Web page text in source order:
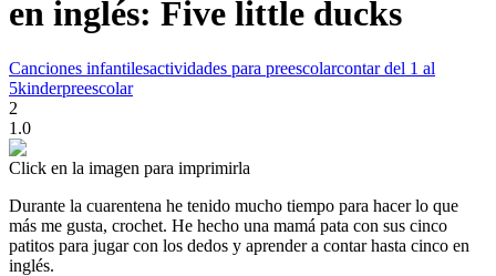
en inglés: Five little ducks
Canciones infantilesactividades para preescolarcontar del 1 al
5kinderpreescolar
2
1.0
Click en la imagen para imprimirla
Durante la cuarentena he tenido mucho tiempo para hacer lo que
más me gusta, crochet. He hecho una mamá pata con sus cinco
patitos para jugar con los dedos y aprender a contar hasta cinco en
inglés.